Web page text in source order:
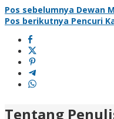
Pos sebelumnya Dewan
Pos berikutnya Pencuri
Tentang